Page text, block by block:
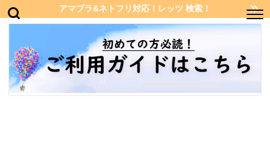
アマプラ&ネトフリ対応！レッツ 検索！